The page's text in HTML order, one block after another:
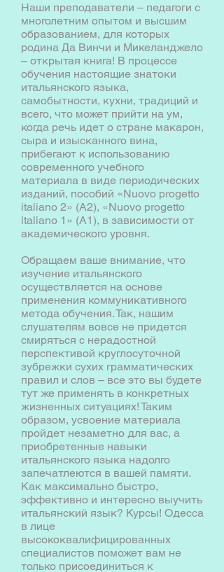
Наши преподаватели – педагоги с
многолетним опытом и высшим
образованием, для которых
родина Да Винчи и Микеланджело
– открытая книга! В процессе
обучения настоящие знатоки
итальянского языка,
самобытности, кухни, традиций и
всего, что может прийти на ум,
когда речь идет о стране макарон,
сыра и изысканного вина,
прибегают к использованию
современного учебного
материала в виде периодических
изданий, пособий «Nuovo progetto
italiano 2» (А2), «Nuovo progetto
italiano 1» (А1), в зависимости от
академического уровня.
Обращаем ваше внимание, что
изучение итальянского
осуществляется на основе
применения коммуникативного
метода обучения. Так, нашим
слушателям вовсе не придется
смиряться с нерадостной
перспективой круглосуточной
зубрежки сухих грамматических
правил и слов – все это вы будете
тут же применять в конкретных
жизненных ситуациях! Таким
образом, усвоение материала
пройдет незаметно для вас, а
приобретенные навыки
итальянского языка надолго
запечатлеются в вашей памяти.
Как максимально быстро,
эффективно и интересно выучить
итальянский язык? Курсы! Одесса
в лице
высококвалифицированных
специалистов поможет вам не
только присоединиться к